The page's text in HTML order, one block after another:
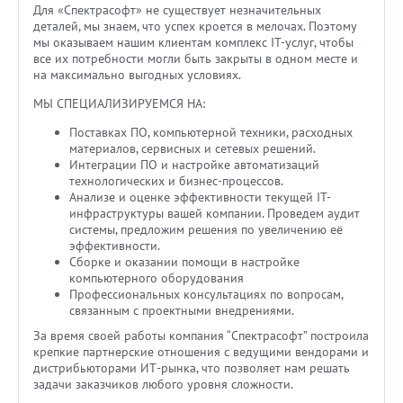
Для «‎Спектрасофт» не существует незначительных
деталей, мы знаем, что успех кроется в мелочах. Поэтому
мы оказываем нашим клиентам комплекс IT-услуг, чтобы
все их потребности могли быть закрыты в одном месте и
на максимально выгодных условиях.
МЫ СПЕЦИАЛИЗИРУЕМСЯ НА:
Поставках ПО, компьютерной техники, расходных
материалов, сервисных и сетевых решений.
Интеграции ПО и настройке автоматизаций
технологических и бизнес-процессов.
Анализе и оценке эффективности текущей IT-
инфраструктуры вашей компании. Проведем аудит
системы, предложим решения по увеличению её
эффективности.
Сборке и оказании помощи в настройке
компьютерного оборудования
Профессиональных консультациях по вопросам,
связанным с проектными внедрениями.
За время своей работы компания “Спектрасофт” построила
крепкие партнерские отношения с ведущими вендорами и
дистрибьюторами ИТ-рынка, что позволяет нам решать
задачи заказчиков любого уровня сложности.